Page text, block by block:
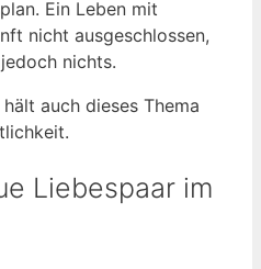
Ein Leben mit
nicht ausgeschlossen,
nichts.
auch dieses Thema
Liebespaar im